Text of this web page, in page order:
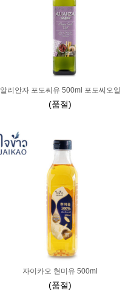
알리안자 포도씨유 500ml 포도씨오일
(품절)
자이카오 현미유 500ml
(품절)